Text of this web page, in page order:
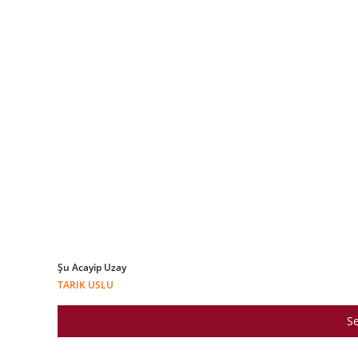
Şu Acayip Uzay
TARIK USLU